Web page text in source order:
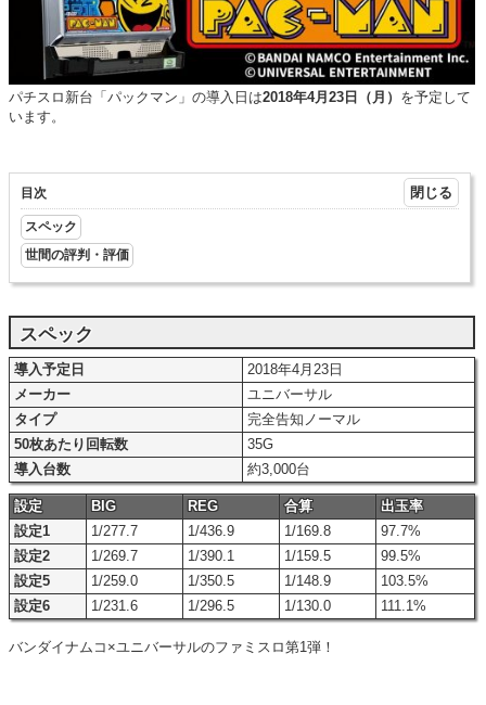
パチスロ新台「パックマン」の導入日は2018年4月23日（月） を予定して
います。
目次
スペック
世間の評判・評価
スペック
導入予定日
2018年4月23日
メーカー
ユニバーサル
タイプ
完全告知ノーマル
50枚あたり回転数
35G
導入台数
約3,000台
設定 BIG REG 合算
出玉率
設定1
1/277.7 1/436.9 1/169.8
97.7%
設定2
1/269.7 1/390.1 1/159.5
99.5%
設定5
1/259.0 1/350.5 1/148.9
103.5%
設定6
1/231.6 1/296.5 1/130.0 111.1%
バンダイナムコ×ユニバーサルのファミスロ第1弾！